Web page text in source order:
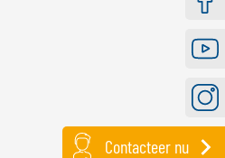
Contacteer nu